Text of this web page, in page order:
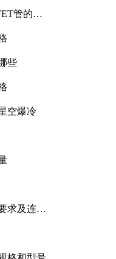
管的合
些
空爆冷
求及连接